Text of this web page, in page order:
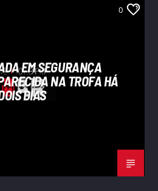
0
EM SEGURANÇA
NA TROFA HÁ
DIAS